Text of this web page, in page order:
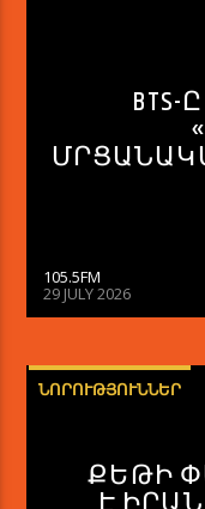
105.5FM
29 JULY 2026
ՆՈՐՈՒԹՅՈՒՆՆԵՐ
ՔԵԹԻ